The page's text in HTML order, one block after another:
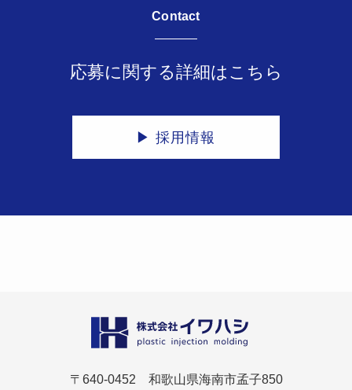
Contact
応募に関する詳細はこちら
▶ 採用情報
〒640-0452 和歌山県海南市孟子850